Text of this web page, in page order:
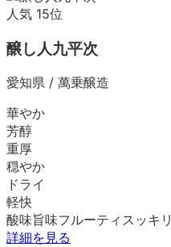
人気 15位
醸し人九平次
愛知県 / 萬乗醸造
華やか
芳醇
重厚
穏やか
ドライ
軽快
酸味旨味フルーティ スッキリ
詳細を見る